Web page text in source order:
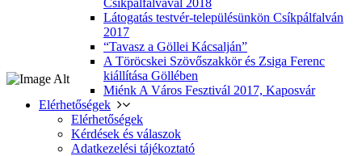
Csíkpálfalvával 2018
Látogatás testvér-településünkön Csíkpálfalván
2017
“Tavasz a Göllei Kácsalján”
A Töröcskei Szövőszakkör és Zsiga Ferenc
kiállítása Göllében
Miénk A Város Fesztivál 2017, Kaposvár
Elérhetőségek
Elérhetőségek
Kérdések és válaszok
Adatkezelési tájékoztató